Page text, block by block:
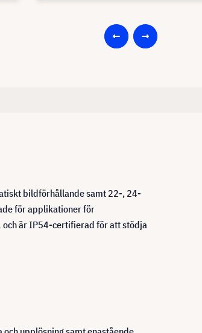
bildförhållande samt 22-, 24-
för applikationer för
är IP54-certifierad för att stödja